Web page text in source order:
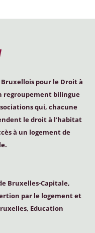
Bruxellois pour le Droit à
regroupement bilingue
qui, chacune
le droit à l’habitat
à un logement de
Bruxelles-Capitale,
par le logement et
Education